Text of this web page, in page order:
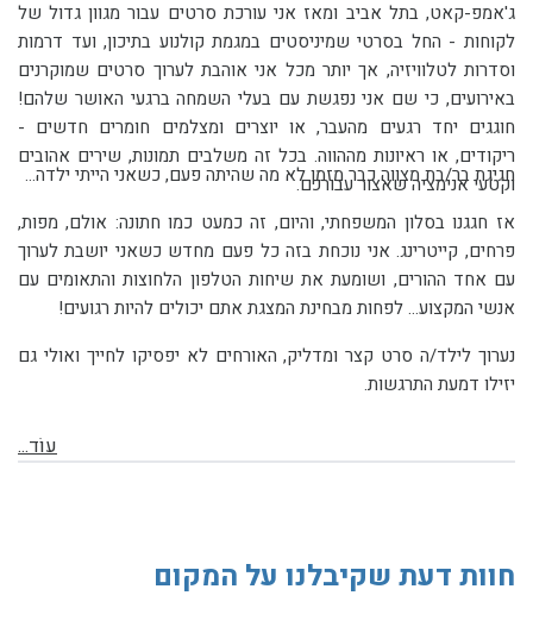
ג'אמפ-קאט, בתל אביב ומאז אני עורכת סרטים עבור מגוון גדול של
לקוחות - החל בסרטי שמיניסטים במגמת קולנוע בתיכון, ועד דרמות
וסדרות לטלוויזיה, אך יותר מכל אני אוהבת לערוך סרטים שמוקרנים
באירועים, כי שם אני נפגשת עם בעלי השמחה ברגעי האושר שלהם!
חוגגים יחד רגעים מהעבר, או יוצרים ומצלמים חומרים חדשים -
ריקודים, או ראיונות מההווה. בכל זה משלבים תמונות, שירים אהובים
וקטעי אנימציה שאצור עבורכם.
חגיגת בר/בת מצווה כבר מזמן לא מה שהיתה פעם, כשאני הייתי ילדה...
אז חגגנו בסלון המשפחתי, והיום, זה כמעט כמו חתונה: אולם, מפות,
פרחים, קייטרינג. אני נוכחת בזה כל פעם מחדש כשאני יושבת לערוך
עם אחד ההורים, ושומעת את שיחות הטלפון הלחוצות והתאומים עם
אנשי המקצוע... לפחות מבחינת המצגת אתם יכולים להיות רגועים!
נערוך לילד/ה סרט קצר ומדליק, האורחים לא יפסיקו לחייך ואולי גם
יזילו דמעת התרגשות.
עוֹד...
חוות דעת שקיבלנו על המקום